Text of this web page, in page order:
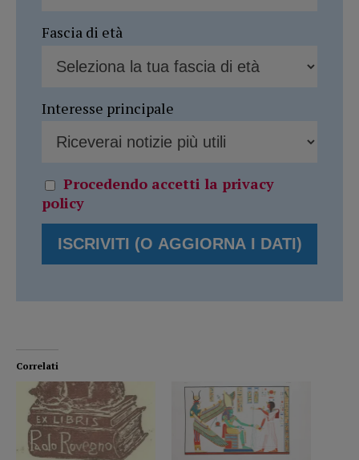
Fascia di età
Interesse principale
Procedendo accetti la privacy
policy
Correlati